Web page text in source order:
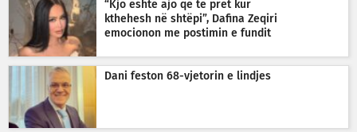
“Kjo është ajo që të pret kur
kthehesh në shtëpi”, Dafina Zeqiri
emocionon me postimin e fundit
Dani feston 68-vjetorin e lindjes